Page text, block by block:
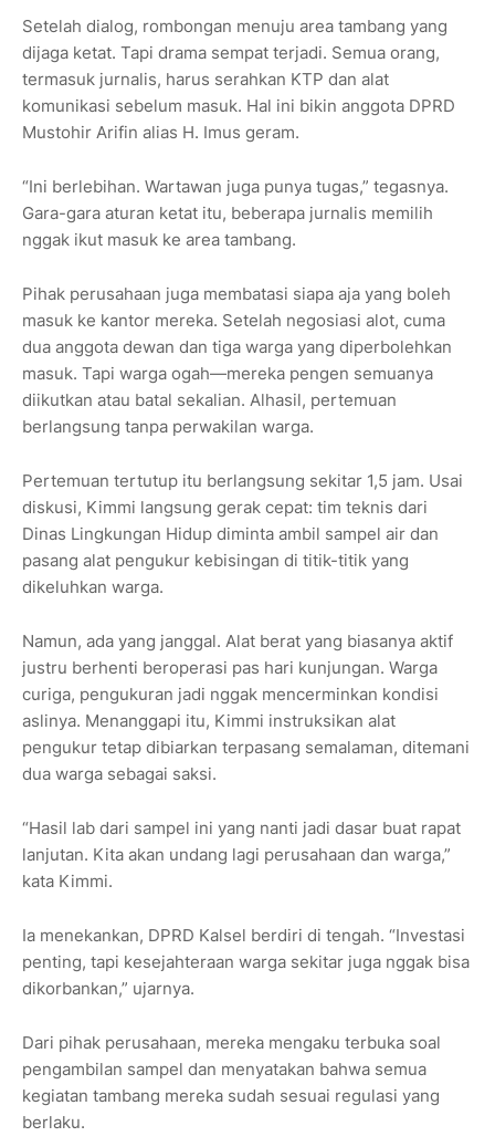
Setelah dialog, rombongan menuju area tambang yang
dijaga ketat. Tapi drama sempat terjadi. Semua orang,
termasuk jurnalis, harus serahkan KTP dan alat
komunikasi sebelum masuk. Hal ini bikin anggota DPRD
Mustohir Arifin alias H. Imus geram.
“Ini berlebihan. Wartawan juga punya tugas,” tegasnya.
Gara-gara aturan ketat itu, beberapa jurnalis memilih
nggak ikut masuk ke area tambang.
Pihak perusahaan juga membatasi siapa aja yang boleh
masuk ke kantor mereka. Setelah negosiasi alot, cuma
dua anggota dewan dan tiga warga yang diperbolehkan
masuk. Tapi warga ogah—mereka pengen semuanya
diikutkan atau batal sekalian. Alhasil, pertemuan
berlangsung tanpa perwakilan warga.
Pertemuan tertutup itu berlangsung sekitar 1,5 jam. Usai
diskusi, Kimmi langsung gerak cepat: tim teknis dari
Dinas Lingkungan Hidup diminta ambil sampel air dan
pasang alat pengukur kebisingan di titik-titik yang
dikeluhkan warga.
Namun, ada yang janggal. Alat berat yang biasanya aktif
justru berhenti beroperasi pas hari kunjungan. Warga
curiga, pengukuran jadi nggak mencerminkan kondisi
aslinya. Menanggapi itu, Kimmi instruksikan alat
pengukur tetap dibiarkan terpasang semalaman, ditemani
dua warga sebagai saksi.
“Hasil lab dari sampel ini yang nanti jadi dasar buat rapat
lanjutan. Kita akan undang lagi perusahaan dan warga,”
kata Kimmi.
Ia menekankan, DPRD Kalsel berdiri di tengah. “Investasi
penting, tapi kesejahteraan warga sekitar juga nggak bisa
dikorbankan,” ujarnya.
Dari pihak perusahaan, mereka mengaku terbuka soal
pengambilan sampel dan menyatakan bahwa semua
kegiatan tambang mereka sudah sesuai regulasi yang
berlaku.